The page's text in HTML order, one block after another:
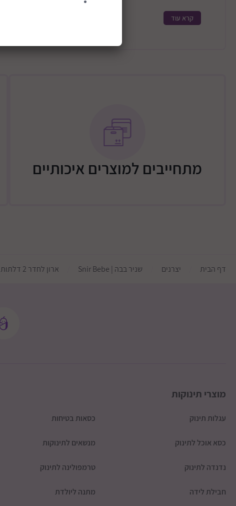
עומק מגירות 50 ס"מ
לקרני שומרון
קרא עוד
מתחייבים למוצרים איכותיים
דף הבית יצרנים שניר בבה | Snir Bebe ארון לחדר 2 דלתות רוחב 120 דגם מקאו
מוצרי תינוקות
עגלות תינוק כסאות בטיחות
כסא אוכל לתינוק מנשאים לתינוקות
נדנדה לתינוק טרמפולינה לתינוק
חבילת לידה מתנה ליולדת